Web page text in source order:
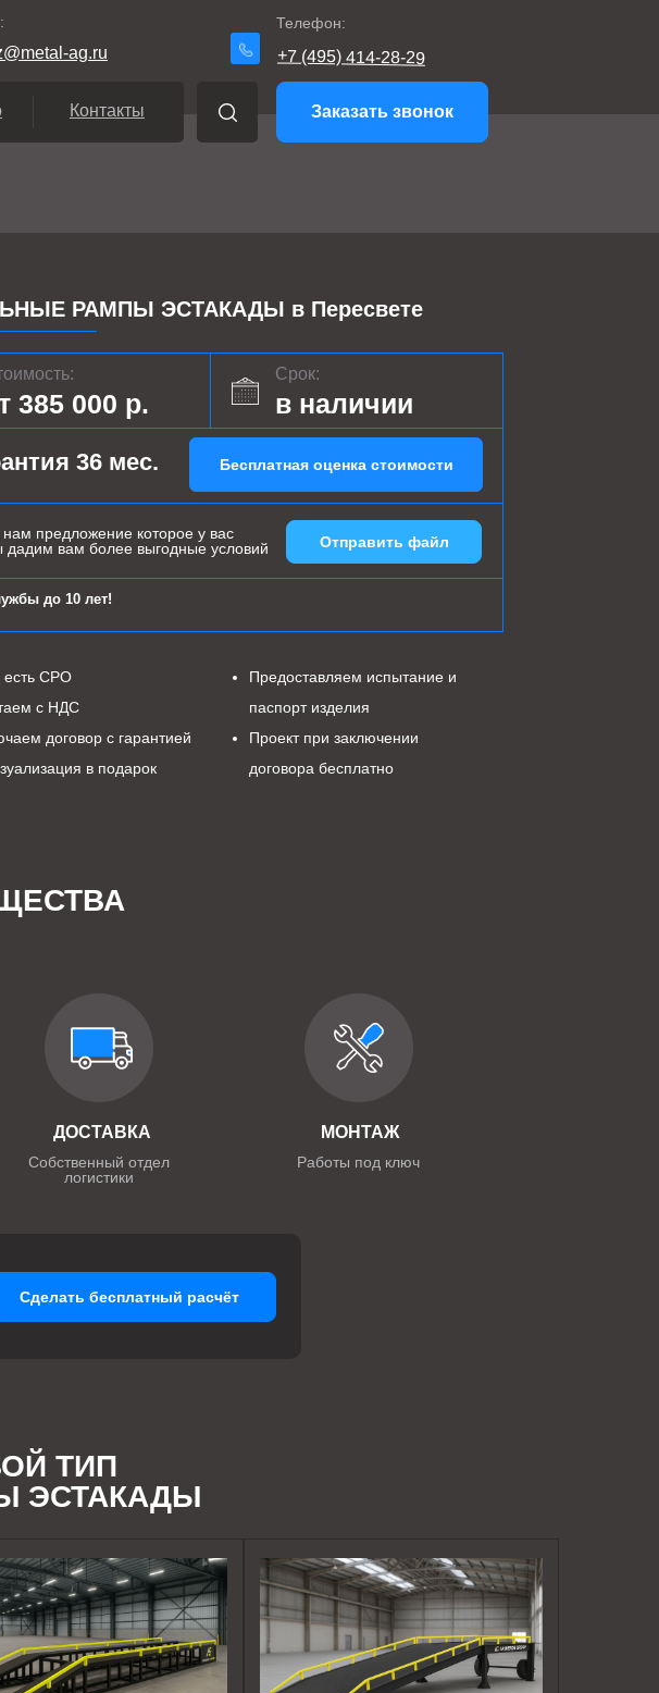
Телефон:
+7 (495) 414-28-29
ag.ru
Контакты Заказать звонок
РАМПЫ ЭСТАКАДЫ в Пересвете
Срок:
в наличии
385 000 р.
36 мес. Бесплатная оценка стоимости
предложение которое у вас
дадим вам более выгодные условий
до 10 лет!
Предоставляем испытание и
паспорт изделия
Проект при заключении
договора бесплатно
есть СРО
с НДС
договор с гарантией
в подарок
Отправить файл
ДОСТАВКА
Собственный отдел
логистики
МОНТАЖ
Работы под ключ
Сделать бесплатный расчёт
ТИП
ЭСТАКАДЫ